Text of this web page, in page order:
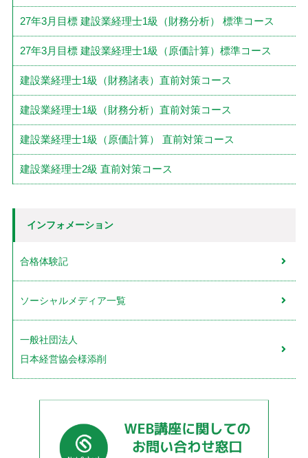
27年3月目標 建設業経理士1級（財務分析） 標準コース
27年3月目標 建設業経理士1級（原価計算）標準コース
建設業経理士1級（財務諸表）直前対策コース
建設業経理士1級（財務分析）直前対策コース
建設業経理士1級（原価計算） 直前対策コース
建設業経理士2級 直前対策コース
インフォメーション
合格体験記
ソーシャルメディア一覧
一般社団法人
日本経営協会様添削